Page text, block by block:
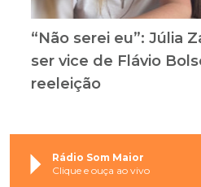
“Não serei eu”: Júlia
ser vice de Flávio
reeleição
Rádio Som Maior
Clique e ouça ao vivo